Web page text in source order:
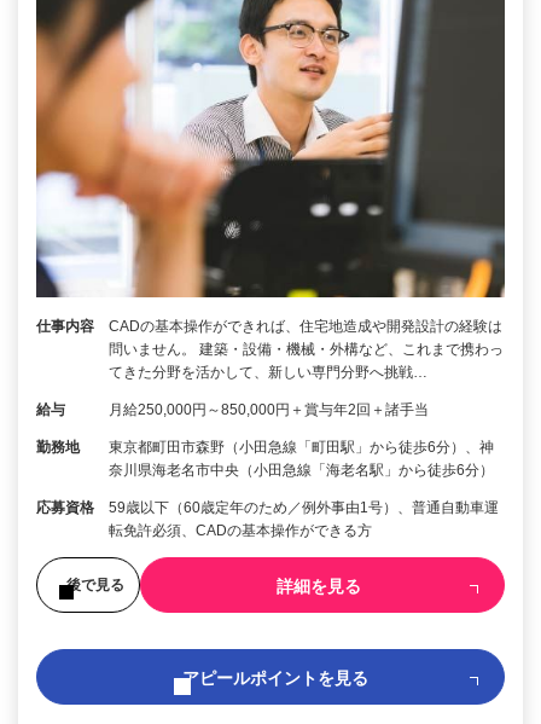
仕事内容
CADの基本操作ができれば、住宅地造成や開発設計の経験は
問いません。 建築・設備・機械・外構など、これまで携わっ
てきた分野を活かして、新しい専門分野へ挑戦…
給与 月給250,000円～850,000円＋賞与年2回＋諸手当
勤務地
東京都町田市森野（小田急線「町田駅」から徒歩6分）、神
奈川県海老名市中央（小田急線「海老名駅」から徒歩6分）
応募資格
59歳以下（60歳定年のため／例外事由1号）、普通自動車運
転免許必須、CADの基本操作ができる方
後で見る 詳細を見る
アピールポイントを見る